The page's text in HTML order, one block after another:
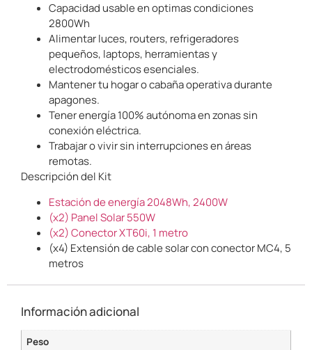
Capacidad usable en optimas condiciones
2800Wh
Alimentar luces, routers, refrigeradores
pequeños, laptops, herramientas y
electrodomésticos esenciales.
Mantener tu hogar o cabaña operativa durante
apagones.
Tener energía 100% autónoma en zonas sin
conexión eléctrica.
Trabajar o vivir sin interrupciones en áreas
remotas.
Descripción del Kit
Estación de energía 2048Wh, 2400W
(x2) Panel Solar 550W
(x2) Conector XT60i, 1 metro
(x4) Extensión de cable solar con conector MC4, 5
metros
Información adicional
Peso